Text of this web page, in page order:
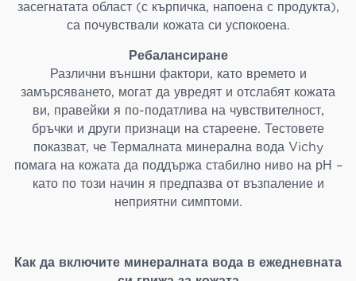
засегнатата област (с кърпичка, напоена с продукта),
са почувствали кожата си успокоена.
Ребалансиране
Различни външни фактори, като времето и
замърсяването, могат да увредят и отслабят кожата
ви, правейки я по-податлива на чувствителност,
бръчки и други признаци на стареене. Тестовете
показват, че Термалната минерална вода Vichy
помага на кожата да поддържа стабилно ниво на рН –
като по този начин я предпазва от възпаление и
неприятни симптоми.
Как да включите минералната вода в ежедневната